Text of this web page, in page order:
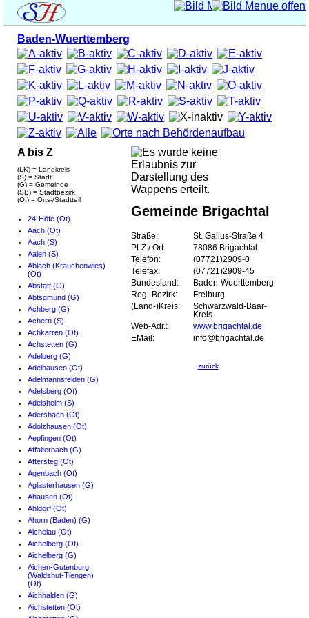
Baden-Wuerttemberg
A bis Z
(LK) = Landkreis
(S) = Stadt
(G) = Gemeinde
(SB) = Stadtbezirk
(Ot) = Orts-/Stadtteil
24-Höfe (Ot)
Aach (Ot)
Aach (S)
Aalen (S)
Ablach (Krauchenwies)
(Ot)
Abstatt (G)
Abtsgmünd (G)
Achberg (G)
Achern (S)
Achkarren (Ot)
Achstetten (G)
Adelberg (G)
Adelhausen (Ot)
Adelmannsfelden (G)
Adelsberg (Ot)
Adelsheim (S)
Adersbach (Ot)
Adolzhausen (Ot)
Aepfingen (Ot)
Affalterbach (G)
Aftersteg (Ot)
Agenbach (Ot)
Aglasterhausen (G)
Ahausen (Ot)
Ahldorf (Ot)
Ahorn (Baden) (G)
Aichelau (Ot)
Aichelberg (Ot)
Aichelberg (G)
Aichen-Gutenburg
(Waldshut-Tiengen)
(Ot)
Aichhalden (G)
Aichstetten (Ot)
Gemeinde Brigachtal
Straße:
St. Gallus-Straße 4
PLZ / Ort:
78086 Brigachtal
Telefon:
(07721)2909-0
Telefax:
(07721)2909-45
Bundesland:
Baden-Wuerttemberg
Reg.-Bezirk:
Freiburg
(Land-)Kreis:
Schwarzwald-Baar-
Kreis
Web-Adr.:
www.brigachtal.de
EMail:
info@brigachtal.de
zurück